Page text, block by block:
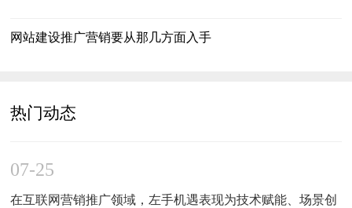
网站建设推广营销要从那几方面入手
热门动态
07-25
在互联网营销推广领域，左手机遇表现为技术赋能、场景创